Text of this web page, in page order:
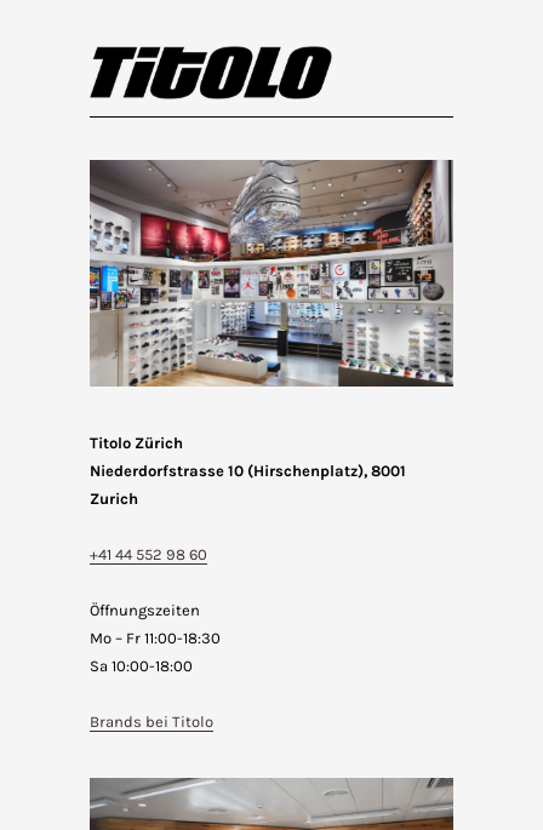
Titolo Zürich
Niederdorfstrasse 10 (Hirschenplatz), 8001
Zurich
+41 44 552 98 60
Öffnungszeiten
Mo – Fr 11:00-18:30
Sa 10:00-18:00
Brands bei Titolo